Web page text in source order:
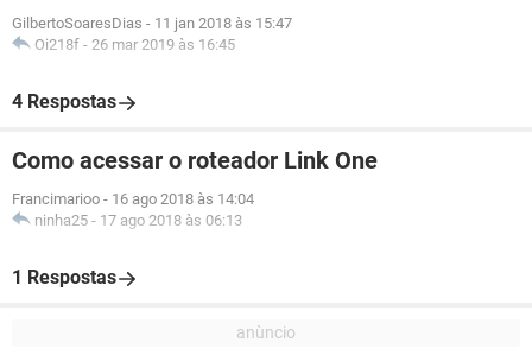
GilbertoSoaresDias - 11 jan 2018 às 15:47
Oi218f - 26 mar 2019 às 16:45
4 Respostas
Como acessar o roteador Link One
Francimarioo - 16 ago 2018 às 14:04
ninha25 - 17 ago 2018 às 06:13
1 Respostas